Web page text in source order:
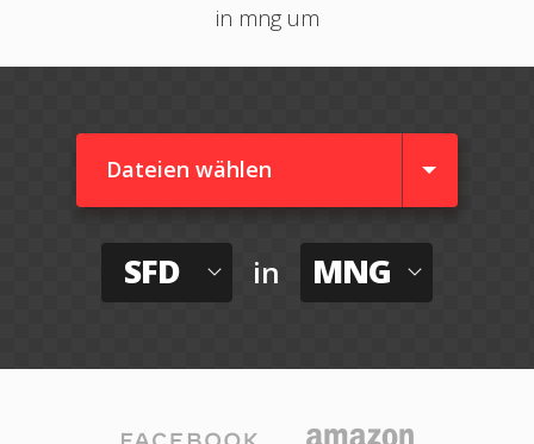
in mng um
Dateien wählen
SFD in MNG